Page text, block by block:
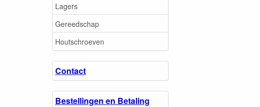
Lagers
Gereedschap
Houtschroeven
Contact
Bestellingen en Betaling